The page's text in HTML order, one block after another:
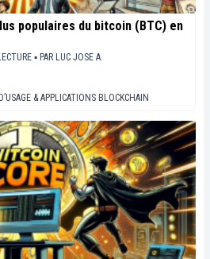
populaires du bitcoin (BTC) en
▪ PAR LUC JOSE A.
& APPLICATIONS BLOCKCHAIN